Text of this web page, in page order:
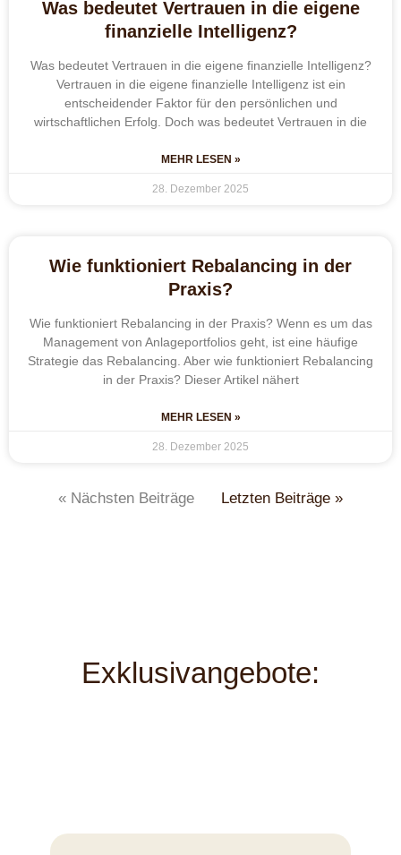
Was bedeutet Vertrauen in die eigene
finanzielle Intelligenz?
Was bedeutet Vertrauen in die eigene finanzielle Intelligenz?
Vertrauen in die eigene finanzielle Intelligenz ist ein
entscheidender Faktor für den persönlichen und
wirtschaftlichen Erfolg. Doch was bedeutet Vertrauen in die
MEHR LESEN »
28. Dezember 2025
Wie funktioniert Rebalancing in der
Praxis?
Wie funktioniert Rebalancing in der Praxis? Wenn es um das
Management von Anlageportfolios geht, ist eine häufige
Strategie das Rebalancing. Aber wie funktioniert Rebalancing
in der Praxis? Dieser Artikel nähert
MEHR LESEN »
28. Dezember 2025
« Nächsten Beiträge Letzten Beiträge »
Exklusivangebote: